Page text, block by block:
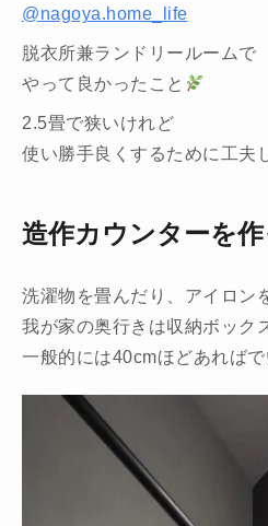
@nagoya.home_life
脱衣所兼ランドリールームで
やって良かったこと
2.5畳で狭いけれど
使い勝手良くするために工夫
造作カウンターを作
洗濯物を畳んだり、アイロン
我が家の奥行きは収納ボック
一般的には40cmほどあれば